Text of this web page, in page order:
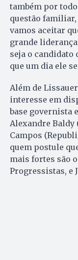
também por todo
questão familiar,
vamos aceitar
grande
seja o candidato
que um dia ele
Além de
interesse em
base governista
Alexandre Baldy
Campos
quem postule
mais fortes são
Progressistas, e